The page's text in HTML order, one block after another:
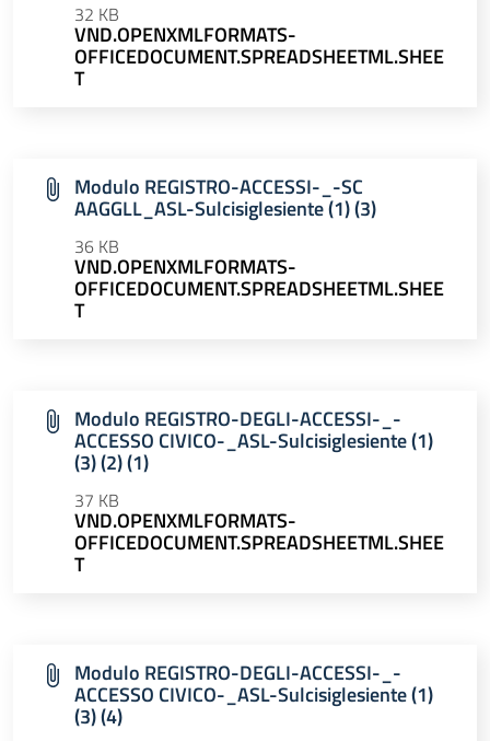
32 KB
VND.OPENXMLFORMATS-
OFFICEDOCUMENT.SPREADSHEETML.SHEE
T
Modulo REGISTRO-ACCESSI-_-SC
AAGGLL_ASL-Sulcisiglesiente (1) (3)
36 KB
VND.OPENXMLFORMATS-
OFFICEDOCUMENT.SPREADSHEETML.SHEE
T
Modulo REGISTRO-DEGLI-ACCESSI-_-
ACCESSO CIVICO-_ASL-Sulcisiglesiente (1)
(3) (2) (1)
37 KB
VND.OPENXMLFORMATS-
OFFICEDOCUMENT.SPREADSHEETML.SHEE
T
Modulo REGISTRO-DEGLI-ACCESSI-_-
ACCESSO CIVICO-_ASL-Sulcisiglesiente (1)
(3) (4)